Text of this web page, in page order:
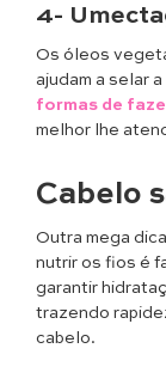
4-
Os óleos
ajudam a selar
formas de
melhor lhe
Cabelo
Outra mega
nutrir os fios é
garantir
trazendo
cabelo.